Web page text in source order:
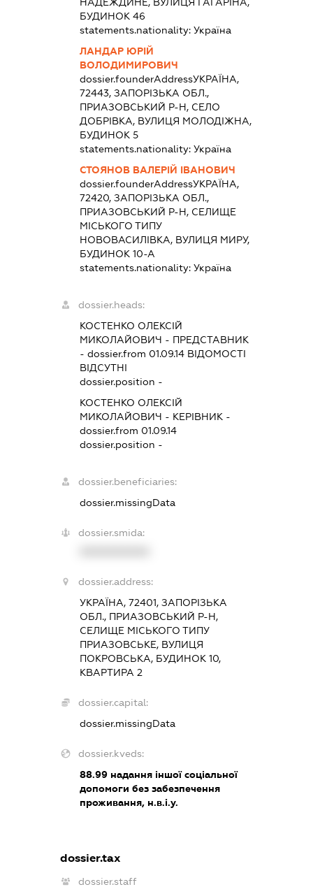
БУДИНОК 46
statements.nationality: Україна
ЛАНДАР ЮРІЙ
ВОЛОДИМИРОВИЧ
dossier.founderAddressУКРАЇНА,
72443, ЗАПОРІЗЬКА ОБЛ.,
ПРИАЗОВСЬКИЙ Р-Н, СЕЛО
ДОБРІВКА, ВУЛИЦЯ МОЛОДІЖНА,
БУДИНОК 5
statements.nationality: Україна
СТОЯНОВ ВАЛЕРІЙ ІВАНОВИЧ
dossier.founderAddressУКРАЇНА,
72420, ЗАПОРІЗЬКА ОБЛ.,
ПРИАЗОВСЬКИЙ Р-Н, СЕЛИЩЕ
МІСЬКОГО ТИПУ
НОВОВАСИЛІВКА, ВУЛИЦЯ МИРУ,
БУДИНОК 10-А
statements.nationality: Україна
dossier.heads:
КОСТЕНКО ОЛЕКСІЙ
МИКОЛАЙОВИЧ - ПРЕДСТАВНИК
- dossier.from 01.09.14ВІДОМОСТІ
ВІДСУТНІ
dossier.position -
КОСТЕНКО ОЛЕКСІЙ
МИКОЛАЙОВИЧ - КЕРІВНИК -
dossier.from 01.09.14
dossier.position -
dossier.beneficiaries:
dossier.missingData
dossier.smida:
dossier.address:
УКРАЇНА, 72401, ЗАПОРІЗЬКА
ОБЛ., ПРИАЗОВСЬКИЙ Р-Н,
СЕЛИЩЕ МІСЬКОГО ТИПУ
ПРИАЗОВСЬКЕ, ВУЛИЦЯ
ПОКРОВСЬКА, БУДИНОК 10,
КВАРТИРА 2
dossier.capital:
dossier.missingData
dossier.kveds:
88.99надання іншої соціальної
допомоги без забезпечення
проживання, н.в.і.у.
dossier.tax
dossier.staff